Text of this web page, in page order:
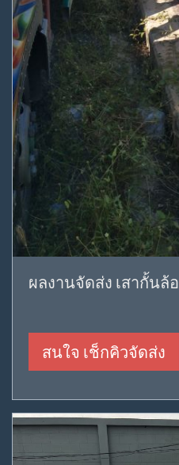
ผลงานจัดส่ง เสากั้นล้อ
สนใจ เช็กคิวจัดส่ง